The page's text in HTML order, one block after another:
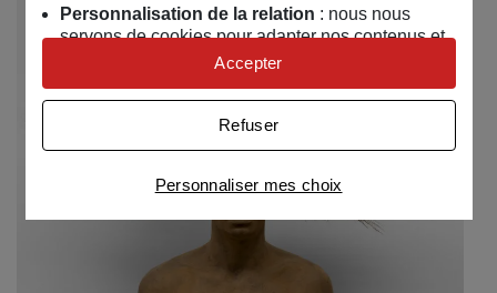
Personnalisation de la relation : nous nous
servons de cookies pour adapter nos contenus et
personnaliser nos offres
Univers publicitaire: nous utilisons avec nos
publicités personnalisées
Personnaliser mes choix
Refuser
Accepter